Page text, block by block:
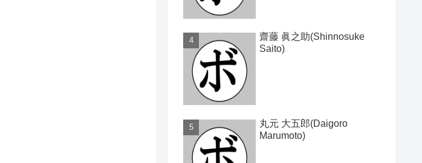
齋藤 眞之助(Shinnosuke
Saito)
丸元 大五郎(Daigoro
Marumoto)